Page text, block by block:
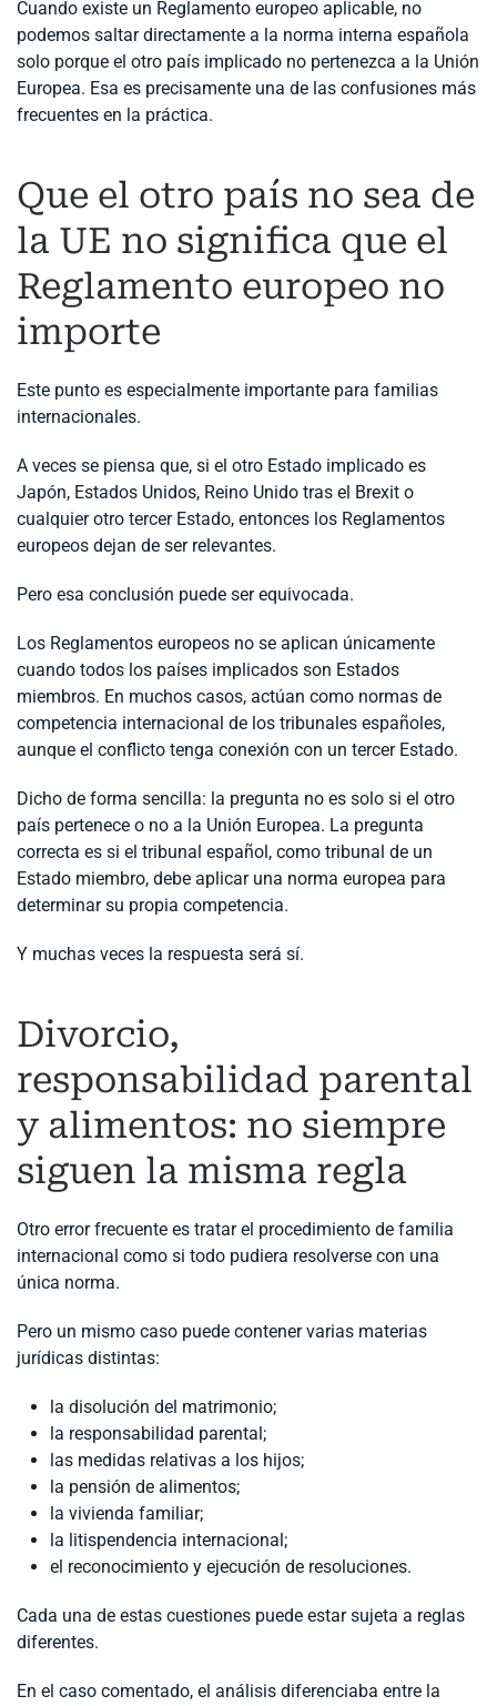
Cuando existe un Reglamento europeo aplicable, no
podemos saltar directamente a la norma interna española
solo porque el otro país implicado no pertenezca a la Unión
Europea. Esa es precisamente una de las confusiones más
frecuentes en la práctica.
Que el otro país no sea de
la UE no significa que el
Reglamento europeo no
importe
Este punto es especialmente importante para familias
internacionales.
A veces se piensa que, si el otro Estado implicado es
Japón, Estados Unidos, Reino Unido tras el Brexit o
cualquier otro tercer Estado, entonces los Reglamentos
europeos dejan de ser relevantes.
Pero esa conclusión puede ser equivocada.
Los Reglamentos europeos no se aplican únicamente
cuando todos los países implicados son Estados
miembros. En muchos casos, actúan como normas de
competencia internacional de los tribunales españoles,
aunque el conflicto tenga conexión con un tercer Estado.
Dicho de forma sencilla: la pregunta no es solo si el otro
país pertenece o no a la Unión Europea. La pregunta
correcta es si el tribunal español, como tribunal de un
Estado miembro, debe aplicar una norma europea para
determinar su propia competencia.
Y muchas veces la respuesta será sí.
Divorcio,
responsabilidad parental
y alimentos: no siempre
siguen la misma regla
Otro error frecuente es tratar el procedimiento de familia
internacional como si todo pudiera resolverse con una
única norma.
Pero un mismo caso puede contener varias materias
jurídicas distintas:
la disolución del matrimonio;
la responsabilidad parental;
las medidas relativas a los hijos;
la pensión de alimentos;
la vivienda familiar;
la litispendencia internacional;
el reconocimiento y ejecución de resoluciones.
Cada una de estas cuestiones puede estar sujeta a reglas
diferentes.
En el caso comentado, el análisis diferenciaba entre la